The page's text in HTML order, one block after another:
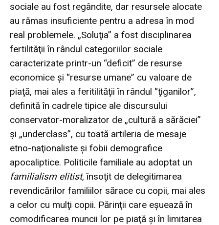
sociale au fost regândite, dar resursele alocate
au rămas insuficiente pentru a adresa în mod
real problemele. „Soluţia” a fost disciplinarea
fertilităţii în rândul categoriilor sociale
caracterizate printr-un “deficit” de resurse
economice şi “resurse umane” cu valoare de
piaţă, mai ales a feritilităţii în rândul “ţiganilor”,
definită în cadrele tipice ale discursului
conservator-moralizator de „cultură a sărăciei”
şi „underclass”, cu toată artileria de mesaje
etno-naţionaliste şi fobii demografice
apocaliptice. Politicile familiale au adoptat un
familialism elitist, însoţit de delegitimarea
revendicărilor familiilor sărace cu copii, mai ales
a celor cu mulţi copii. Părinţii care eşuează în
comodificarea muncii lor pe piaţă şi în limitarea